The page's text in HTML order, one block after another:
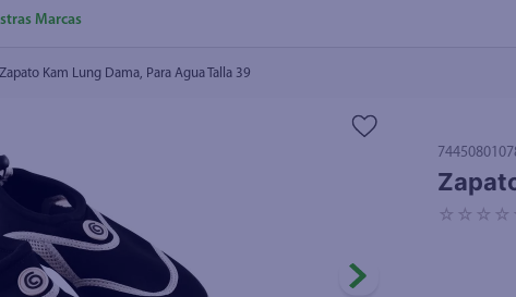
Marcas
Zapato Kam Lung Dama, Para Agua Talla 39
☆ ☆ ☆ ☆
leche
queso
aceite
azucar